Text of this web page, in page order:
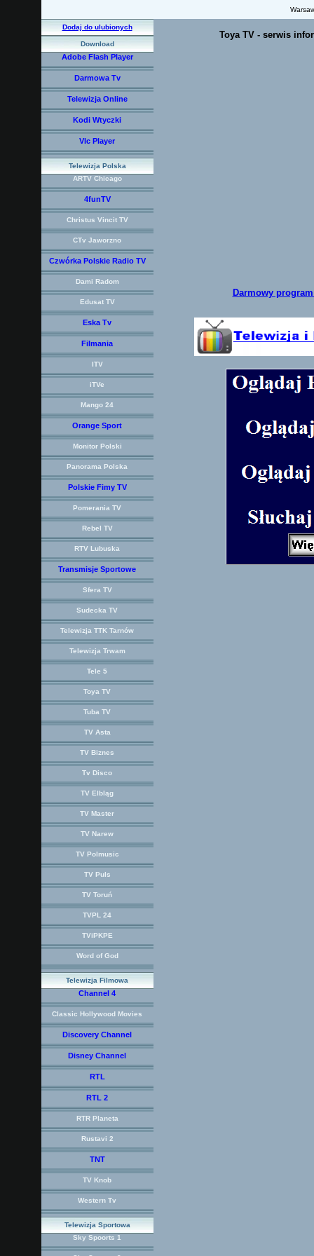
Dodaj do ulubionych
Download
Adobe Flash Player
Darmowa Tv
Telewizja Online
Kodi Wtyczki
Vlc Player
Telewizja Polska
ARTV Chicago
4funTV
Christus Vincit TV
CTv Jaworzno
Czwórka Polskie Radio TV
Dami Radom
Edusat TV
Eska Tv
Filmania
ITV
iTVe
Mango 24
Orange Sport
Monitor Polski
Panorama Polska
Polskie Fimy TV
Pomerania TV
Rebel TV
RTV Lubuska
Transmisje Sportowe
Sfera TV
Sudecka TV
Telewizja TTK Tarnów
Telewizja Trwam
Tele 5
Toya TV
Tuba TV
TV Asta
TV Biznes
Tv Disco
TV Elbląg
TV Master
TV Narew
TV Polmusic
TV Puls
TV Toruń
TVPL 24
TViPKPE
Word of God
Telewizja Filmowa
Channel 4
Classic Hollywood Movies
Discovery Channel
Disney Channel
RTL
RTL 2
RTR Planeta
Rustavi 2
TNT
TV Knob
Western Tv
Telewizja Sportowa
Sky Spoorts 1
Toya TV - serwis
Darmowy